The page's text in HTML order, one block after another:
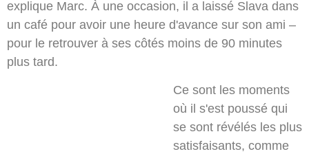
explique Marc. À une occasion, il a laissé Slava dans
un café pour avoir une heure d'avance sur son ami –
pour le retrouver à ses côtés moins de 90 minutes
plus tard.
Ce sont les moments
où il s'est poussé qui
se sont révélés les plus
satisfaisants, comme